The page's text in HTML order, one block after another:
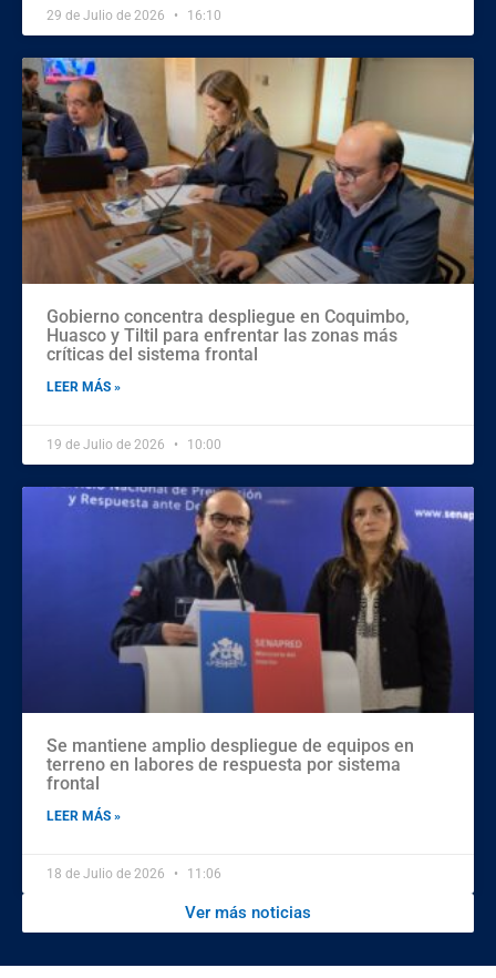
29 de Julio de 2026 16:10
Gobierno concentra despliegue en Coquimbo,
Huasco y Tiltil para enfrentar las zonas más
críticas del sistema frontal
LEER MÁS »
19 de Julio de 2026 10:00
Se mantiene amplio despliegue de equipos en
terreno en labores de respuesta por sistema
frontal
LEER MÁS »
18 de Julio de 2026 11:06
Ver más noticias